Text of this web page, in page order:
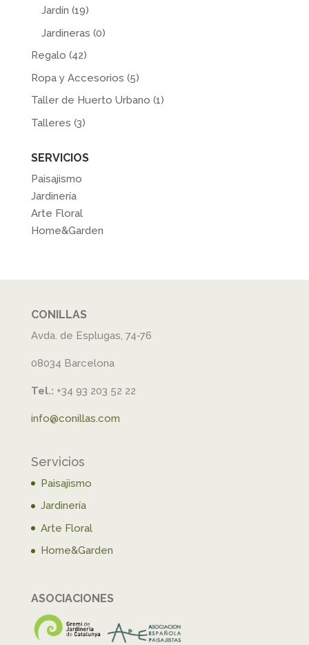
Jardín (19)
Jardineras (0)
Regalo (42)
Ropa y Accesorios (5)
Taller de Huerto Urbano (1)
Talleres (3)
SERVICIOS
Paisajismo
Jardinería
Arte Floral
Home&Garden
CONILLAS
Avda. de Esplugas, 74-76
08034 Barcelona
Tel.: +34 93 203 52 22
info@conillas.com
Servicios
Paisajismo
Jardinería
Arte Floral
Home&Garden
ASOCIACIONES